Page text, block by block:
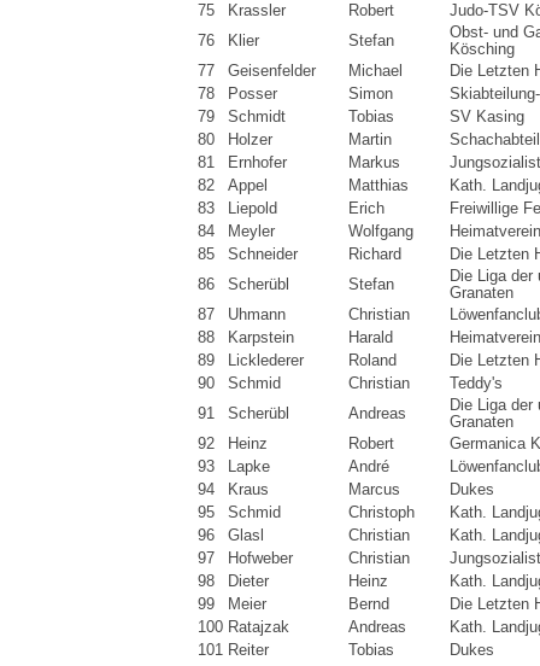
75
Krassler Robert
Judo-TSV
76
Klier Stefan
Obst- und
Kösching
77
Geisenfelder Michael
Die Letzten
78
Posser Simon
79
Schmidt Tobias
SV Kasing
80
Holzer Martin
81
Ernhofer Markus
82
Appel Matthias
Kath.
83
Liepold Erich
Freiwillige
84
Meyler Wolfgang
85
Schneider Richard
Die Letzten
86
Scherübl Stefan
Die Liga der
Granaten
87
Uhmann Christian
88
Karpstein Harald
89
Licklederer Roland
Die Letzten
90
Schmid Christian
Teddy's
91
Scherübl Andreas
Die Liga der
Granaten
92
Heinz Robert
Germanica
93
Lapke André
94
Kraus Marcus
Dukes
95
Schmid Christoph
Kath.
96
Glasl Christian
Kath.
97
Hofweber Christian
98
Dieter Heinz
Kath.
99
Meier Bernd
Die Letzten
100 Ratajzak Andreas
Kath.
101
Reiter Tobias Dukes